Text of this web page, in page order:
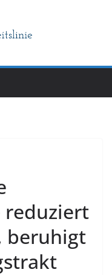
reduziert
beruhigt